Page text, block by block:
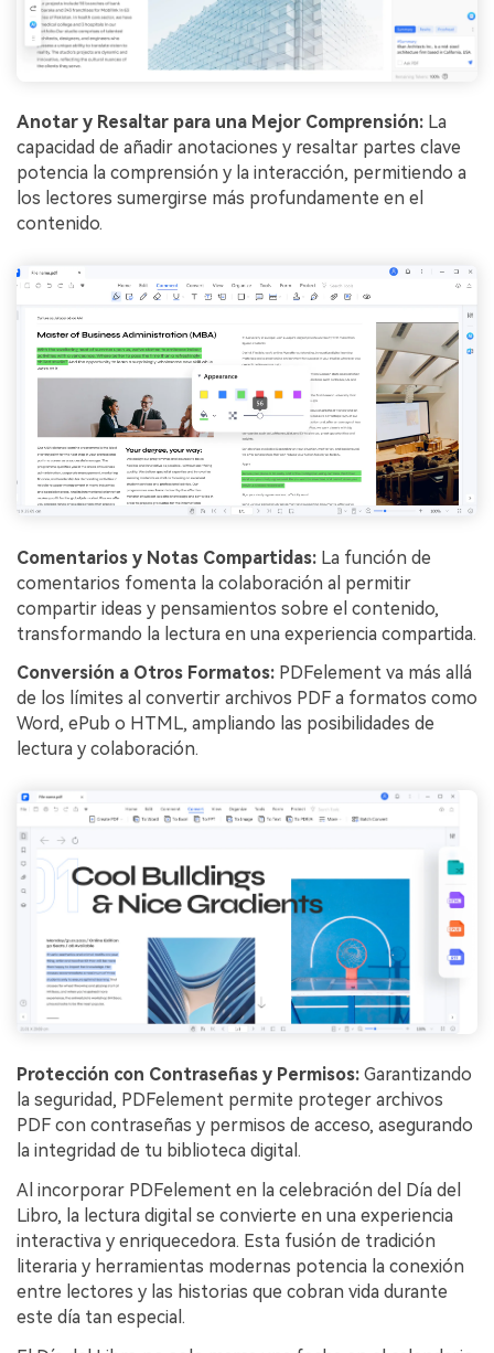
Anotar y Resaltar para una Mejor Comprensión: La
capacidad de añadir anotaciones y resaltar partes clave
potencia la comprensión y la interacción, permitiendo a
los lectores sumergirse más profundamente en el
contenido.
Comentarios y Notas Compartidas: La función de
comentarios fomenta la colaboración al permitir
compartir ideas y pensamientos sobre el contenido,
transformando la lectura en una experiencia compartida.
Conversión a Otros Formatos: PDFelement va más allá
de los límites al convertir archivos PDF a formatos como
Word, ePub o HTML, ampliando las posibilidades de
lectura y colaboración.
Protección con Contraseñas y Permisos: Garantizando
la seguridad, PDFelement permite proteger archivos
PDF con contraseñas y permisos de acceso, asegurando
la integridad de tu biblioteca digital.
Al incorporar PDFelement en la celebración del Día del
Libro, la lectura digital se convierte en una experiencia
interactiva y enriquecedora. Esta fusión de tradición
literaria y herramientas modernas potencia la conexión
entre lectores y las historias que cobran vida durante
este día tan especial.